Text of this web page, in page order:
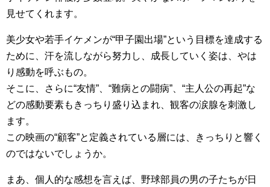
見せてくれます。
美少女や若手イケメンが“甲子園出場”という目標を達成する
ために、汗を流しながら努力し、成長していく姿は、やは
り感動を呼ぶもの。
そこに、さらに“友情”、“難病との闘病”、“主人公の再起”な
どの感動要素もきっちり盛り込まれ、観客の涙腺を刺激し
ます。
この映画の“顧客”と定義されている層には、きっちりと響く
のではないでしょうか。
まあ、個人的な感想を言えば、野球部員の男の子たちが日